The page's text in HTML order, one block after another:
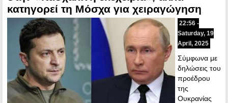
κατηγορεί τη Μόσχα για χειραγώγηση
22:56 -
Saturday, 19
April, 2025
Σύμφωνα με
δηλώσεις του
προέδρου
της
Ουκρανίας